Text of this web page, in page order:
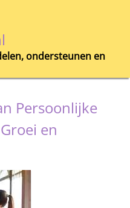
ondersteunen en
Persoonlijke
en